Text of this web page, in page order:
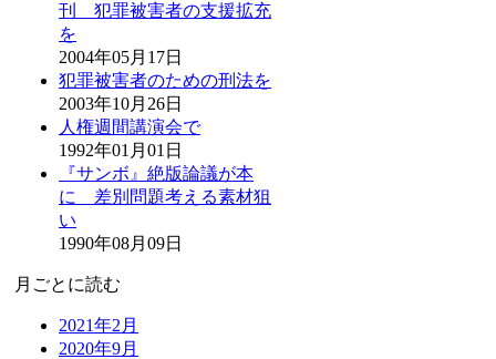
刊 犯罪被害者の支援拡充
を
2004年05月17日
犯罪被害者のための刑法を
2003年10月26日
人権週間講演会で
1992年01月01日
『サンボ』絶版論議が本
に 差別問題考える素材狙
い
1990年08月09日
月ごとに読む
2021年2月
2020年9月